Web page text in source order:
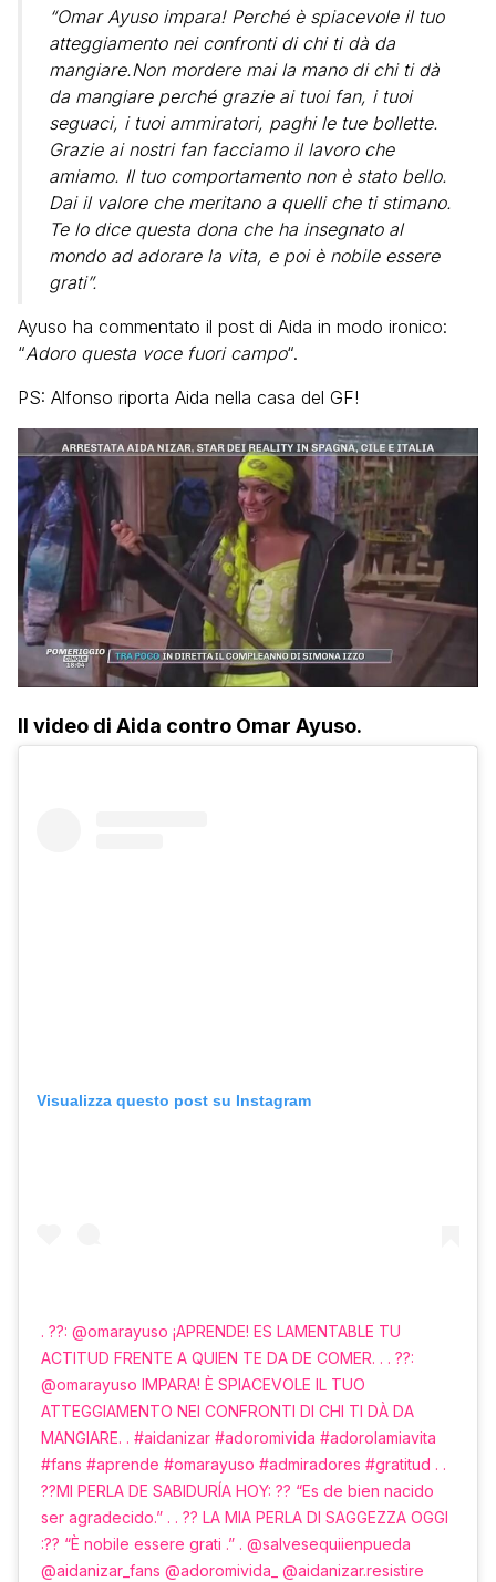
“Omar Ayuso impara! Perché è spiacevole il tuo
atteggiamento nei confronti di chi ti dà da
mangiare.Non mordere mai la mano di chi ti dà
da mangiare perché grazie ai tuoi fan, i tuoi
seguaci, i tuoi ammiratori, paghi le tue bollette.
Grazie ai nostri fan facciamo il lavoro che
amiamo. Il tuo comportamento non è stato bello.
Dai il valore che meritano a quelli che ti stimano.
Te lo dice questa dona che ha insegnato al
mondo ad adorare la vita, e poi è nobile essere
grati”.
Ayuso ha commentato il post di Aida in modo ironico:
“Adoro questa voce fuori campo“.
PS: Alfonso riporta Aida nella casa del GF!
Il video di Aida contro Omar Ayuso.
Visualizza questo post su Instagram
. ??: @omarayuso ¡APRENDE! ES LAMENTABLE TU
ACTITUD FRENTE A QUIEN TE DA DE COMER. . . ??:
@omarayuso IMPARA! È SPIACEVOLE IL TUO
ATTEGGIAMENTO NEI CONFRONTI DI CHI TI DÀ DA
MANGIARE. . #aidanizar #adoromivida #adorolamiavita
#fans #aprende #omarayuso #admiradores #gratitud . .
??MI PERLA DE SABIDURÍA HOY: ?? “Es de bien nacido
ser agradecido.” . . ?? LA MIA PERLA DI SAGGEZZA OGGI
:?? “È nobile essere grati .” . @salvesequiienpueda
@aidanizar_fans @adoromivida_ @aidanizar.resistire